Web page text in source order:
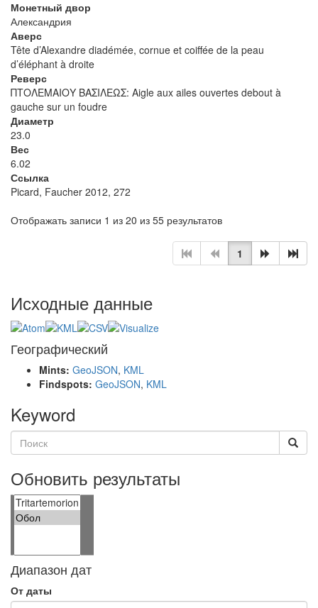
Монетный двор
Александрия
Аверс
Tête d’Alexandre diadémée, cornue et coiffée de la peau
d’éléphant à droite
Реверс
ΠΤΟΛΕΜΑΙΟΥ ΒΑΣΙΛΕΩΣ: Aigle aux ailes ouvertes debout à
gauche sur un foudre
Диаметр
23.0
Вес
6.02
Ссылка
Picard, Faucher 2012, 272
Отображать записи 1 из 20 из 55 результатов
1
Исходные данные
Географический
Mints: GeoJSON, KML
Findspots: GeoJSON, KML
Keyword
Обновить результаты
Диапазон дат
От даты